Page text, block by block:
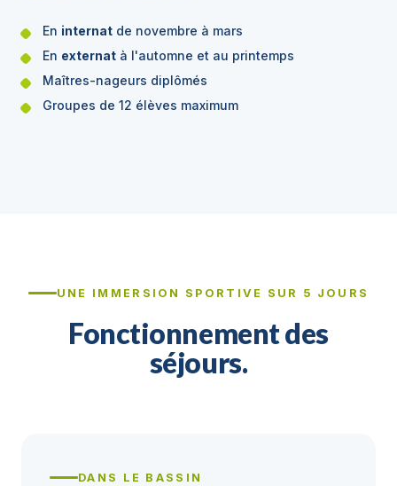
En internat de novembre à mars
En externat à l'automne et au printemps
Maîtres-nageurs diplômés
Groupes de 12 élèves maximum
UNE IMMERSION SPORTIVE SUR 5 JOURS
Fonctionnement des
séjours.
DANS LE BASSIN